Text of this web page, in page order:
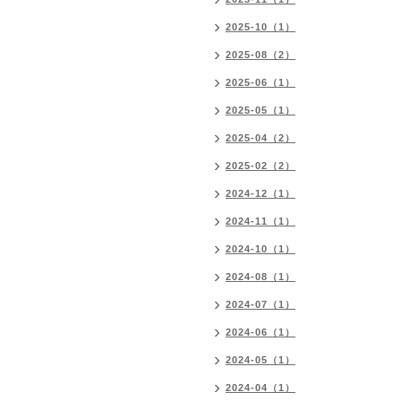
2025-10（1）
2025-08（2）
2025-06（1）
2025-05（1）
2025-04（2）
2025-02（2）
2024-12（1）
2024-11（1）
2024-10（1）
2024-08（1）
2024-07（1）
2024-06（1）
2024-05（1）
2024-04（1）